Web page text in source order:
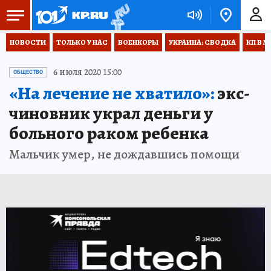
НОВОСТИ ТОЛЬКО У НАС ВОЕНКОРЫ УКРАИНА: СВОДКА КП В
ОБЩЕСТВО 6 июля 2020 15:00
«На лечение не хватило»:экс-
чиновник украл деньги у
больного раком ребенка
Мальчик умер, не дождавшись помощи